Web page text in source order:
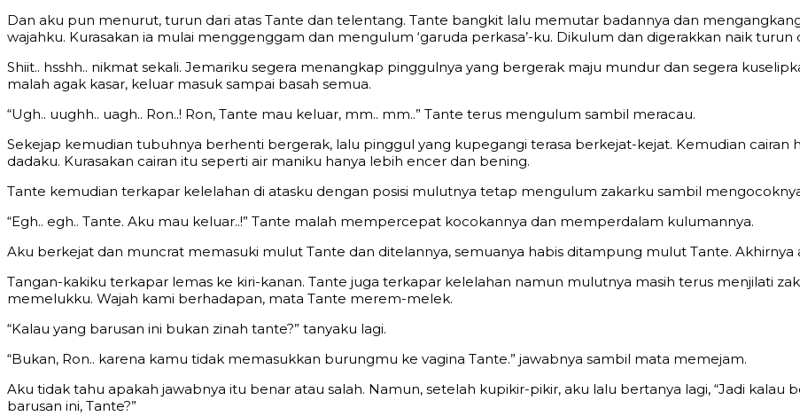
Dan aku pun menurut, turun dari atas Tante dan telentang. Tante bangkit lalu memutar badannya dan
wajahku. Kurasakan ia mulai menggenggam dan mengulum ‘garuda perkasa’-ku. Dikulum dan digerakkan naik turun
Shiit.. hsshh.. nikmat sekali. Jemariku segera menangkap pinggulnya yang bergerak maju mundur dan segera
malah agak kasar, keluar masuk sampai basah semua.
“Ugh.. uughh.. uagh.. Ron..! Ron, Tante mau keluar, mm.. mm..” Tante terus mengulum sambil meracau.
Sekejap kemudian tubuhnya berhenti bergerak, lalu pinggul yang kupegangi terasa berkejat-kejat. Kemudian
dadaku. Kurasakan cairan itu seperti air maniku hanya lebih encer dan bening.
Tante kemudian terkapar kelelahan di atasku dengan posisi mulutnya tetap mengulum zakarku sambil
“Egh.. egh.. Tante. Aku mau keluar..!” Tante malah mempercepat kocokannya dan memperdalam kulumannya.
Aku berkejat dan muncrat memasuki mulut Tante dan ditelannya, semuanya habis ditampung mulut Tante.
Tangan-kakiku terkapar lemas ke kiri-kanan. Tante juga terkapar kelelahan namun mulutnya masih terus menjilati
memelukku. Wajah kami berhadapan, mata Tante merem-melek.
“Kalau yang barusan ini bukan zinah tante?” tanyaku lagi.
“Bukan, Ron.. karena kamu tidak memasukkan burungmu ke vagina Tante.” jawabnya sambil mata memejam.
Aku tidak tahu apakah jawabnya itu benar atau salah. Namun, setelah kupikir-pikir, aku lalu bertanya lagi, “Jadi
barusan ini, Tante?”